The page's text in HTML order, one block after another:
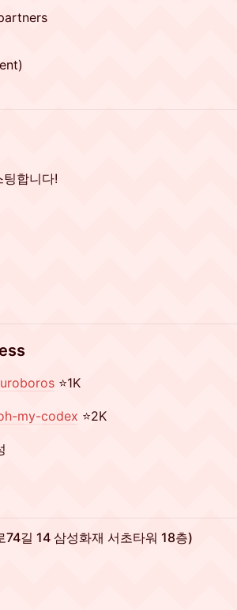
합니다!
⭐1K
my-codex ⭐2K
74길 14 삼성화재 서초타워 18층)